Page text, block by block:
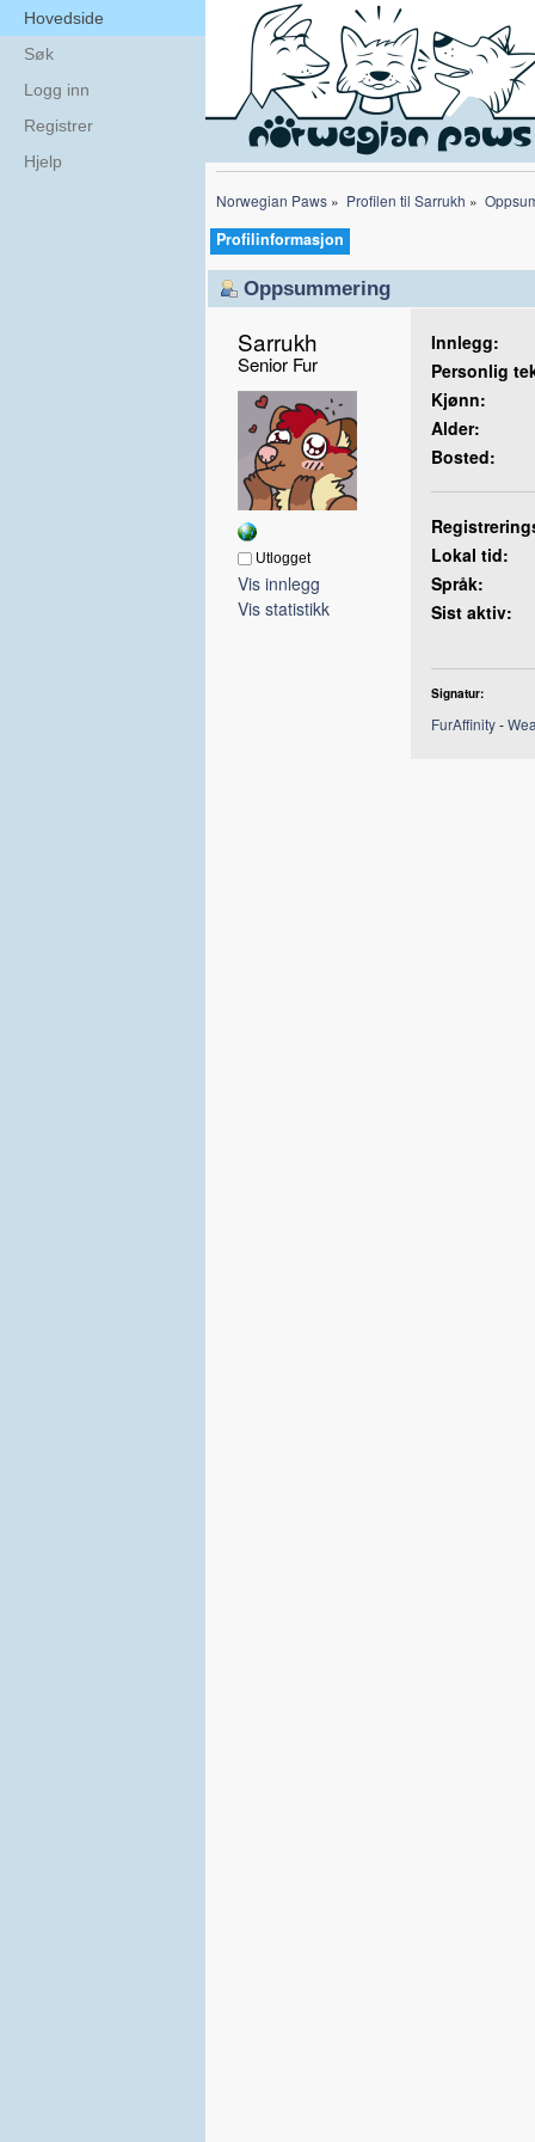
Hovedside
Søk
Logg inn
Registrer
Hjelp
Norwegian Paws » Profilen til Sarrukh »
Profilinformasjon
Oppsummering
Sarrukh
Senior Fur
Utlogget
Vis innlegg
Vis statistikk
Innlegg:
Personlig
Kjønn:
Alder:
Bosted:
Lokal tid:
Språk:
Sist aktiv:
Signatur:
FurAffinity-